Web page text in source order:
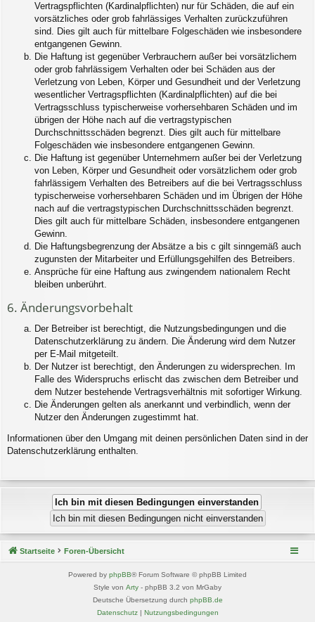
Vertragspflichten (Kardinalpflichten) nur für Schäden, die auf ein
vorsätzliches oder grob fahrlässiges Verhalten zurückzuführen
sind. Dies gilt auch für mittelbare Folgeschäden wie insbesondere
entgangenen Gewinn.
Die Haftung ist gegenüber Verbrauchern außer bei vorsätzlichem
oder grob fahrlässigem Verhalten oder bei Schäden aus der
Verletzung von Leben, Körper und Gesundheit und der Verletzung
wesentlicher Vertragspflichten (Kardinalpflichten) auf die bei
Vertragsschluss typischerweise vorhersehbaren Schäden und im
übrigen der Höhe nach auf die vertragstypischen
Durchschnittsschäden begrenzt. Dies gilt auch für mittelbare
Folgeschäden wie insbesondere entgangenen Gewinn.
Die Haftung ist gegenüber Unternehmern außer bei der Verletzung
von Leben, Körper und Gesundheit oder vorsätzlichem oder grob
fahrlässigem Verhalten des Betreibers auf die bei Vertragsschluss
typischerweise vorhersehbaren Schäden und im Übrigen der Höhe
nach auf die vertragstypischen Durchschnittsschäden begrenzt.
Dies gilt auch für mittelbare Schäden, insbesondere entgangenen
Gewinn.
Die Haftungsbegrenzung der Absätze a bis c gilt sinngemäß auch
zugunsten der Mitarbeiter und Erfüllungsgehilfen des Betreibers.
Ansprüche für eine Haftung aus zwingendem nationalem Recht
bleiben unberührt.
6. Änderungsvorbehalt
Der Betreiber ist berechtigt, die Nutzungsbedingungen und die
Datenschutzerklärung zu ändern. Die Änderung wird dem Nutzer
per E-Mail mitgeteilt.
Der Nutzer ist berechtigt, den Änderungen zu widersprechen. Im
Falle des Widerspruchs erlischt das zwischen dem Betreiber und
dem Nutzer bestehende Vertragsverhältnis mit sofortiger Wirkung.
Die Änderungen gelten als anerkannt und verbindlich, wenn der
Nutzer den Änderungen zugestimmt hat.
Informationen über den Umgang mit deinen persönlichen Daten sind in der
Datenschutzerklärung enthalten.
Startseite Foren-Übersicht
Powered by phpBB® Forum Software © phpBB Limited
Style von Arty - phpBB 3.2 von MrGaby
Deutsche Übersetzung durch phpBB.de
Datenschutz| Nutzungsbedingungen